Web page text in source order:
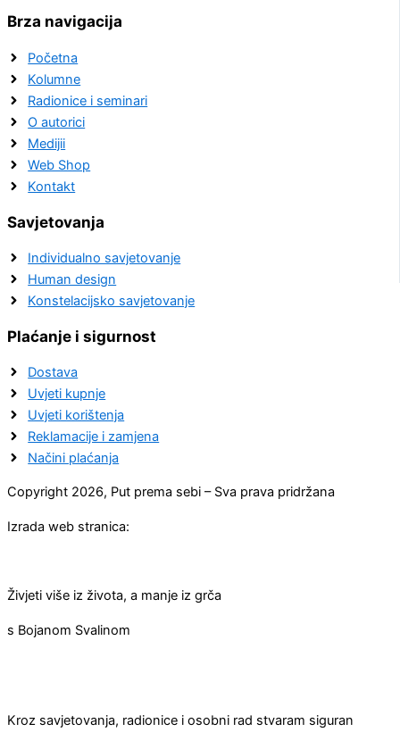
Brza navigacija
Početna
Kolumne
Radionice i seminari
O autorici
Medijii
Web Shop
Kontakt
Savjetovanja
Individualno savjetovanje
Human design
Konstelacijsko savjetovanje
Plaćanje i sigurnost
Dostava
Uvjeti kupnje
Uvjeti korištenja
Reklamacije i zamjena
Načini plaćanja
Copyright 2026, Put prema sebi – Sva prava pridržana
Izrada web stranica:
Živjeti više iz života, a manje iz grča
s Bojanom Svalinom
Kroz savjetovanja, radionice i osobni rad stvaram siguran